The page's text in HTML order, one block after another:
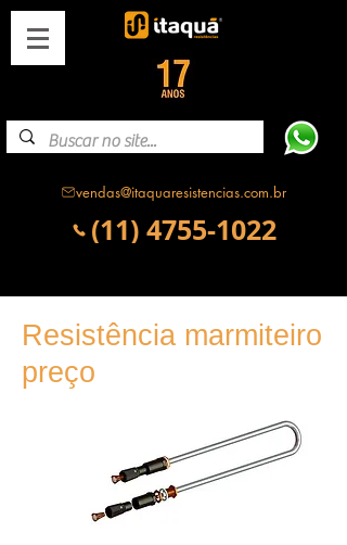
vendas@itaquaresistencias.com.br
(11) 4755-1022
Resistência marmiteiro
preço